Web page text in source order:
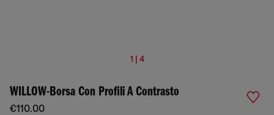
1 | 4
WILLOW-Borsa Con Profili A Contrasto
€110.00